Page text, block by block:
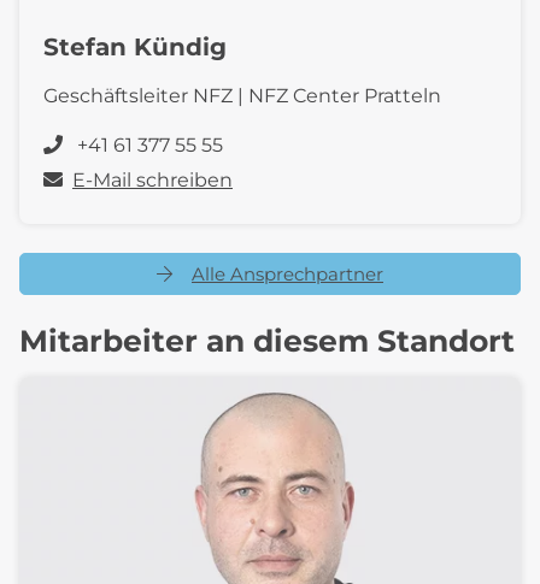
Stefan Kündig
Geschäftsleiter NFZ | NFZ Center Pratteln
+41 61 377 55 55
E-Mail schreiben
Alle Ansprechpartner
Mitarbeiter an diesem Standort